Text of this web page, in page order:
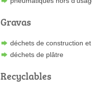
Gravas
déchets de construction
déchets de plâtre
Recyclables